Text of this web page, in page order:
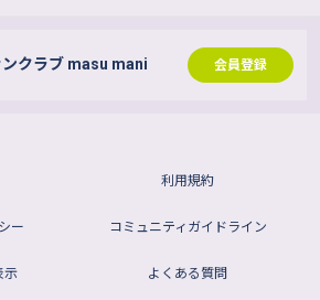
クラブ masu mani 会員登録
利用規約
ー コミュニティガイドライン
示 よくある質問